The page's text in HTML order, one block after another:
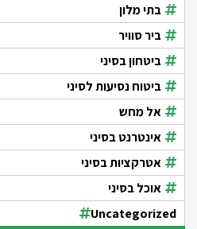
בתי מלון
ביר סוויר
ביטחון בסיני
ביטוח נסיעות לסיני
אל מחש
אינטרנט בסיני
אטרקציות בסיני
אוכל בסיני
Uncategorized